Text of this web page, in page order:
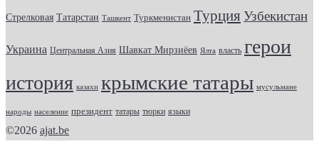
Стрелковая Татарстан Ташкент Туркменистан Турция Узбекистан
Украина Центральная Азия Шавкат Мирзиёев Ялта власть герои
история казахи крымские татары мусульмане
народы население президент татары тюрки языки
©2026 ajat.be